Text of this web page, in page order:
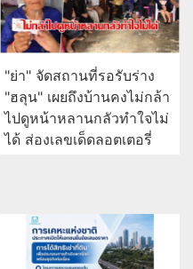
"ย่า" จัดสถานที่รอรับร่าง
"ฮลุน" เผยถึงบ้านคงไม่กล้า
ไปดูหน้าหลานกลัวทำใจไม่
ได้ ส่องเลขเด็ดลอตเตอรี่